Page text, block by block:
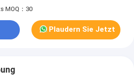
und weich geschlossenem
MOQ：30
Plaudern Sie Jetzt